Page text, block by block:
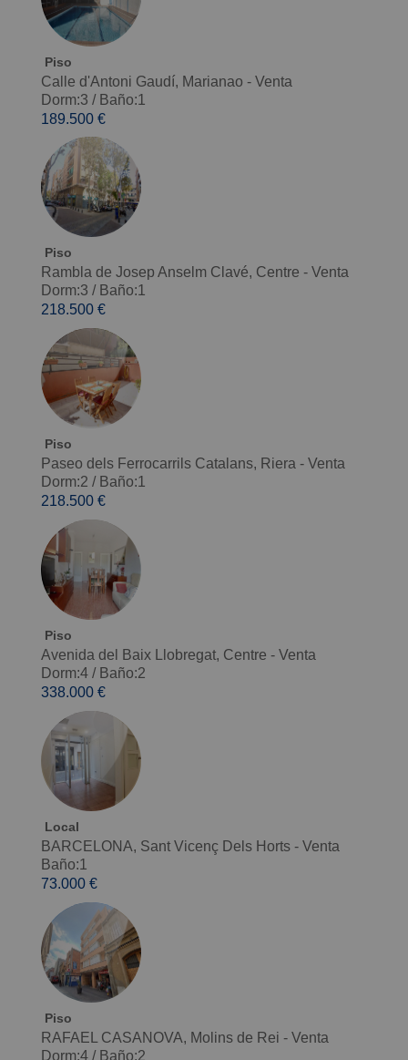
Piso
Calle d'Antoni Gaudí, Marianao - Venta
Dorm:3 / Baño:1
189.500 €
Piso
Rambla de Josep Anselm Clavé, Centre - Venta
Dorm:3 / Baño:1
218.500 €
Piso
Paseo dels Ferrocarrils Catalans, Riera - Venta
Dorm:2 / Baño:1
218.500 €
Piso
Avenida del Baix Llobregat, Centre - Venta
Dorm:4/ Baño:2
338.000 €
Local
BARCELONA, Sant Vicenç Dels Horts - Venta
Baño:1
73.000 €
Piso
RAFAEL CASANOVA, Molins de Rei - Venta
Dorm:4/ Baño:2